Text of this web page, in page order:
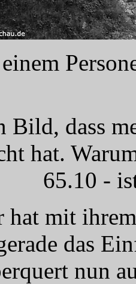
Bild, dass
hat.
65.10 -
hat mit
das
nun